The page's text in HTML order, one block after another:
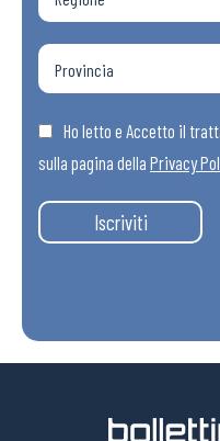
Ho letto e Accetto il
sulla pagina della Privacy
Iscriviti